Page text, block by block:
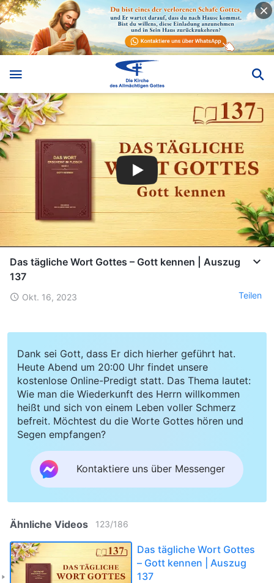
Das tägliche Wort Gottes – Gott kennen | Auszug
137
Okt. 16, 2023 Teilen
Dank sei Gott, dass Er dich hierher geführt hat.
Heute Abend um 20:00 Uhr findet unsere
kostenlose Online-Predigt statt. Das Thema lautet:
Wie man die Wiederkunft des Herrn willkommen
heißt und sich von einem Leben voller Schmerz
befreit. Möchtest du die Worte Gottes hören und
Segen empfangen?
Kontaktiere uns über Messenger
Ähnliche Videos 123/186
Das tägliche Wort Gottes
– Gott kennen | Auszug
137